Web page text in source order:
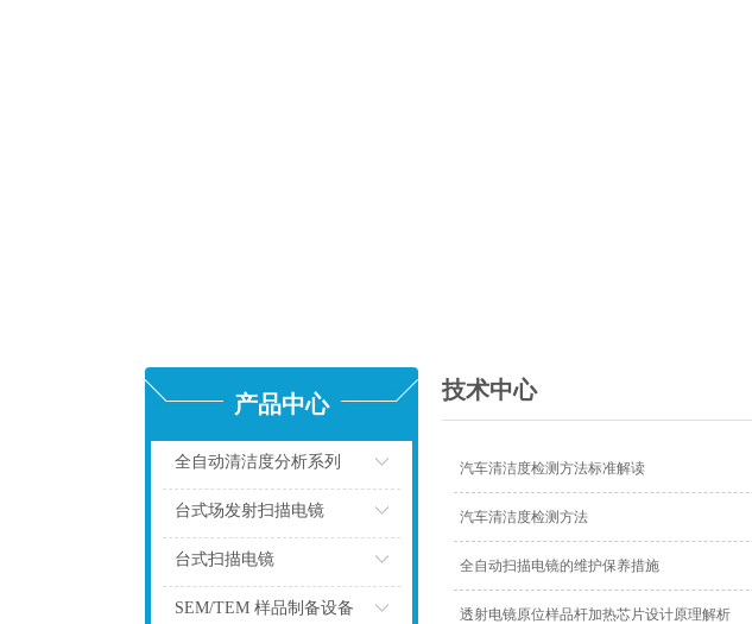
产品中心
全自动清洁度分析系列
点击
台式场发射扫描电镜
台式扫描电镜
点击
SEM/TEM 样品制备设备
技术中心
汽车清洁度检测方法标准解读
汽车清洁度检测方法
全自动扫描电镜的维护保养措施
透射电镜原位样品杆加热芯片设计原理解析